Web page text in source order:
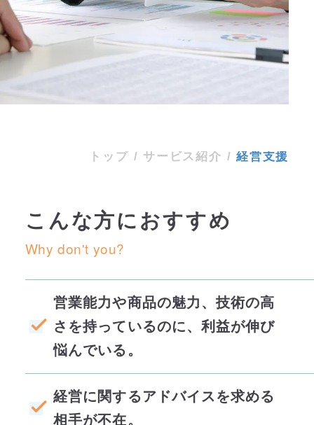
経営支援
トップ / サービス紹介 / 経営支援
こんな方におすすめ
Why don't you?
営業能力や商品の魅力、技術の高
さを持っているのに、利益が伸び
悩んでいる。
経営に関するアドバイスを求める
相手が不在。